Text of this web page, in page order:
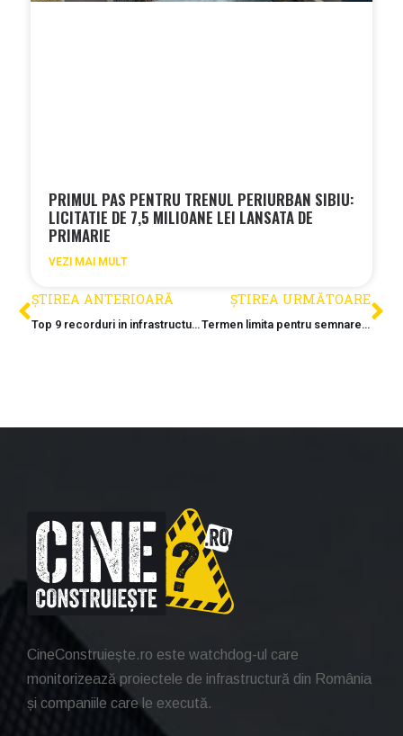
PRIMUL PAS PENTRU TRENUL PERIURBAN SIBIU:
LICITATIE DE 7,5 MILIOANE LEI LANSATA DE
PRIMARIE
VEZI MAI MULT
ȘTIREA ANTERIOARĂ
Top 9 recorduri in infrastructura
ȘTIREA URMĂTOARE
Termen limita pentru semnarea ultimului contract din A8
CineConstruiește.ro este watchdog-ul care
monitorizează proiectele de infrastructură din România
și companiile care le execută.